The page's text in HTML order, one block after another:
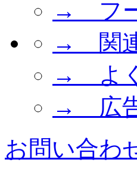
→ フー
→ 関
→ よ
→ 広
お問い合わ